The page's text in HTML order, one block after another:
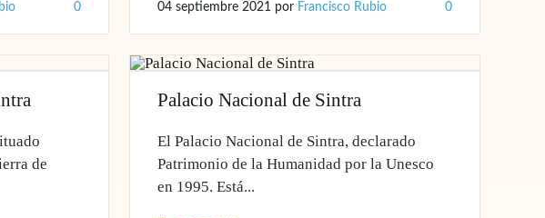
0 04 septiembre 2021 por Francisco Rubio 0
de
Palacio Nacional de Sintra
El Palacio Nacional de Sintra, declarado
Patrimonio de la Humanidad por la Unesco
en 1995. Está...